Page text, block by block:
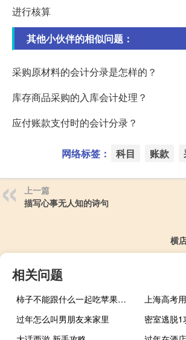
进行核算
其他小伙伴的相似问题：
采购原材料的会计分录是怎样的？
库存商品采购的入库会计处理？
应付账款支付时的会计分录？
网络标签： 科目 账款
上一篇
描写心事无人知的诗句
横
相关问题
柿子不能跟什么一起吃苹果可以跟柿子一起吃吗
上海高考
过年怎么叫男朋友来家里
密室逃脱1